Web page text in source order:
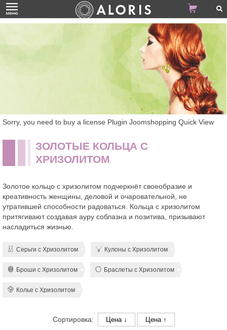
Sorry, you need to buy a license Plugin Joomshopping Quick View
ЗОЛОТЫЕ КОЛЬЦА С
ХРИЗОЛИТОМ
Золотое кольцо с хризолитом подчеркнёт своеобразие и
креативность женщины, деловой и очаровательной, не
утратившей способности радоваться. Кольца с хризолитом
притягивают создавая ауру соблазна и позитива, призывают
насладиться жизнью.
Серьги с Хризолитом Кулоны с Хризолитом
Броши с Хризолитом Браслеты с Хризолитом
Колье с Хризолитом
Сортировка: Цена ↓ Цена ↑